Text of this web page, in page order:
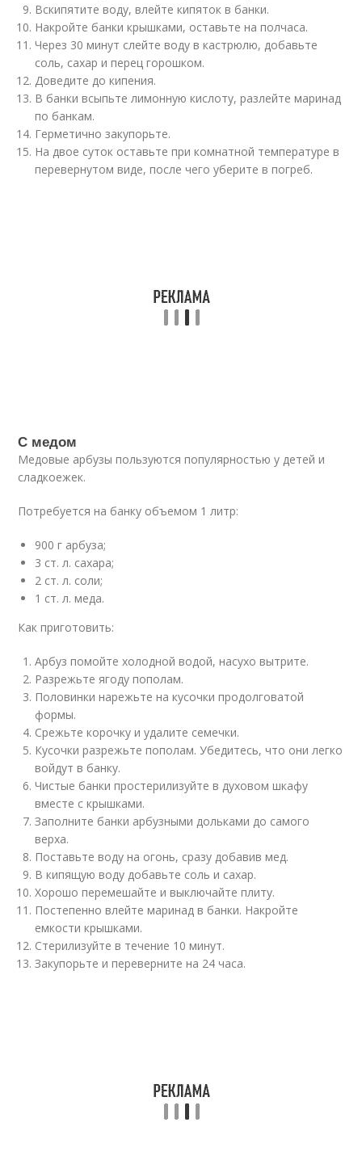
Вскипятите воду, влейте кипяток в банки.
Накройте банки крышками, оставьте на полчаса.
Через 30 минут слейте воду в кастрюлю, добавьте
соль, сахар и перец горошком.
Доведите до кипения.
В банки всыпьте лимонную кислоту, разлейте маринад
по банкам.
Герметично закупорьте.
На двое суток оставьте при комнатной температуре в
перевернутом виде, после чего уберите в погреб.
С медом
Медовые арбузы пользуются популярностью у детей и
сладкоежек.
Потребуется на банку объемом 1 литр:
900 г арбуза;
3 ст. л. сахара;
2 ст. л. соли;
1 ст. л. меда.
Как приготовить:
Арбуз помойте холодной водой, насухо вытрите.
Разрежьте ягоду пополам.
Половинки нарежьте на кусочки продолговатой
формы.
Срежьте корочку и удалите семечки.
Кусочки разрежьте пополам. Убедитесь, что они легко
войдут в банку.
Чистые банки простерилизуйте в духовом шкафу
вместе с крышками.
Заполните банки арбузными дольками до самого
верха.
Поставьте воду на огонь, сразу добавив мед.
В кипящую воду добавьте соль и сахар.
Хорошо перемешайте и выключайте плиту.
Постепенно влейте маринад в банки. Накройте
емкости крышками.
Стерилизуйте в течение 10 минут.
Закупорьте и переверните на 24 часа.